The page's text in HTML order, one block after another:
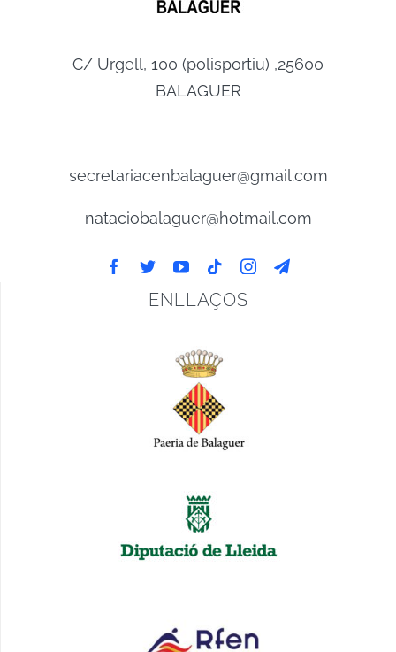
C/ Urgell, 100 (polisportiu) ,25600
BALAGUER
secretariacenbalaguer@gmail.com
nataciobalaguer@hotmail.com
ENLLAÇOS